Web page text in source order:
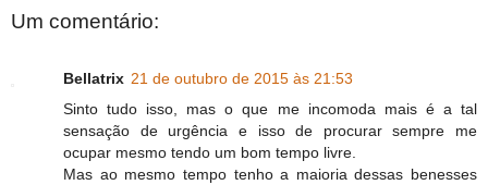
Um comentário:
Bellatrix 21 de outubro de 2015 às 21:53
Sinto tudo isso, mas o que me incomoda mais é a tal
sensação de urgência e isso de procurar sempre me
ocupar mesmo tendo um bom tempo livre.
Mas ao mesmo tempo tenho a maioria dessas benesses